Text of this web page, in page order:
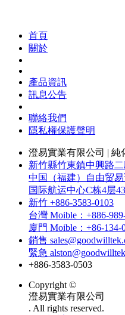
首頁
關於
產品資訊
訊息公告
聯絡我們
隱私權保護聲明
澄易實業有限公司 | 純
新竹縣竹東鎮中興路二
中国（福建）自由贸
国际航运中心C栋4层
新竹 +886-3583-0103
台灣 Moible：+886-
廈門 Moible：+86-134-
銷售
緊急
+886-3583-0503
Copyright ©
澄易實業有限公司
. All rights reserved.